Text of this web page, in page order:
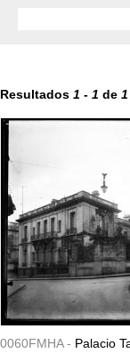
Resultados 1 - 1 de 1
0060FMHA - Palacio